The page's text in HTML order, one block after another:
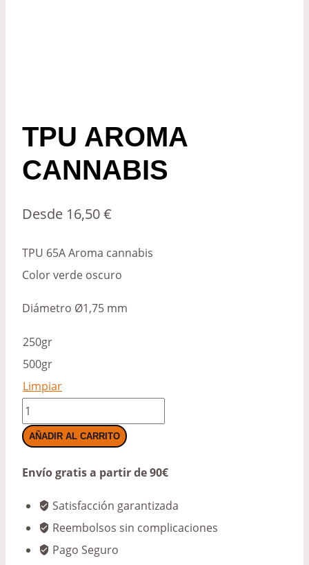
TPU AROMA
CANNABIS
Desde 16,50€
TPU 65A Aroma cannabis
Color verde oscuro
Diámetro Ø1,75 mm
250gr
500gr
Limpiar
TPU
AROMA
CANNABIS
cantidad
AÑADIR AL CARRITO
Envío gratis a partir de 90€
Satisfacción garantizada
Reembolsos sin complicaciones
Pago Seguro